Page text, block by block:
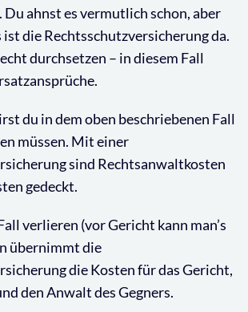
Du ahnst es vermutlich schon, aber
ist die Rechtsschutzversicherung da.
durchsetzen – in diesem Fall
du in dem oben beschriebenen Fall
müssen. Mit einer
sind Rechtsanwaltkosten
gedeckt.
verlieren (vor Gericht kann man’s
übernimmt die
die Kosten für das Gericht,
den Anwalt des Gegners.